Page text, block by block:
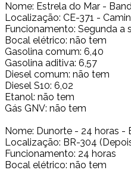
Nome: Estrela do Mar -
Localização: CE-371 -
Funcionamento: Segunda a
Bocal elétrico: não tem
Gasolina comum: 6,40
Gasolina aditiva: 6,57
Diesel comum: não tem
Diesel S10: 6,02
Etanol: não tem
Gás GNV: não tem
Nome: Dunorte - 24 horas -
Localização: BR-304
Funcionamento: 24 horas
Bocal elétrico: não tem